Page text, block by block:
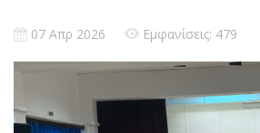
07 Απρ 2026 Εμφανίσεις: 479